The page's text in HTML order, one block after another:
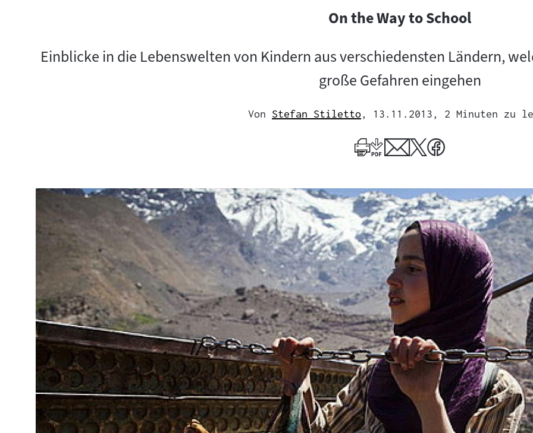
On the Way to School
Einblicke in die Lebenswelten von Kindern aus verschiedensten Ländern,
große Gefahren eingehen
Von Stefan Stiletto, 13.11.2013, 2 Minuten zu